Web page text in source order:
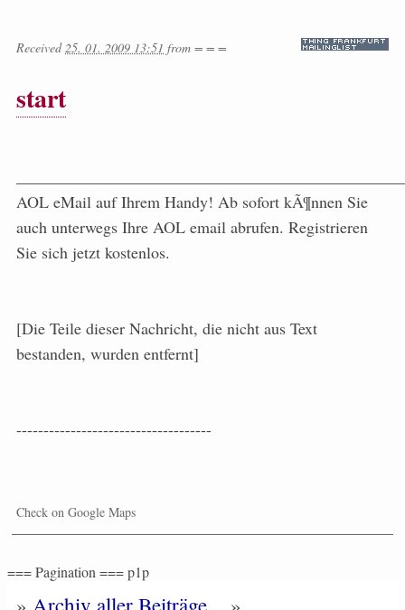
Received25. 01. 2009 13:51 from = = =
start
AOL eMail auf Ihrem Handy! Ab sofort kÃ¶nnen Sie
auch unterwegs Ihre AOL email abrufen. Registrieren
Sie sich jetzt kostenlos.
[Die Teile dieser Nachricht, die nicht aus Text
bestanden, wurden entfernt]
------------------------------------
Check on Google Maps
=== Pagination === p1p